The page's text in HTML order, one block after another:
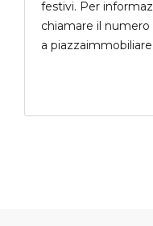
festivi. Per
chiamare il numero
a